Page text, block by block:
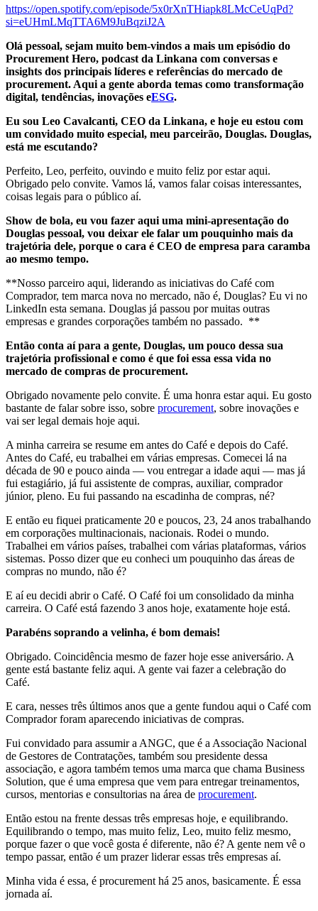
https://open.spotify.com/episode/5x0rXnTHiapk8LMcCeUqPd?
si=eUHmLMqTTA6M9JuBqziJ2A
Olá pessoal, sejam muito bem-vindos a mais um episódio do
Procurement Hero, podcast da Linkana com conversas e
insights dos principais líderes e referências do mercado de
procurement. Aqui a gente aborda temas como transformação
digital, tendências, inovações eESG.
Eu sou Leo Cavalcanti, CEO da Linkana, e hoje eu estou com
um convidado muito especial, meu parceirão, Douglas. Douglas,
está me escutando?
Perfeito, Leo, perfeito, ouvindo e muito feliz por estar aqui.
Obrigado pelo convite. Vamos lá, vamos falar coisas interessantes,
coisas legais para o público aí.
Show de bola, eu vou fazer aqui uma mini-apresentação do
Douglas pessoal, vou deixar ele falar um pouquinho mais da
trajetória dele, porque o cara é CEO de empresa para caramba
ao mesmo tempo.
**Nosso parceiro aqui, liderando as iniciativas do Café com
Comprador, tem marca nova no mercado, não é, Douglas? Eu vi no
LinkedIn esta semana. Douglas já passou por muitas outras
empresas e grandes corporações também no passado. **
Então conta aí para a gente, Douglas, um pouco dessa sua
trajetória profissional e como é que foi essa essa vida no
mercado de compras de procurement.
Obrigado novamente pelo convite. É uma honra estar aqui. Eu gosto
bastante de falar sobre isso, sobre procurement, sobre inovações e
vai ser legal demais hoje aqui.
A minha carreira se resume em antes do Café e depois do Café.
Antes do Café, eu trabalhei em várias empresas. Comecei lá na
década de 90 e pouco ainda — vou entregar a idade aqui — mas já
fui estagiário, já fui assistente de compras, auxiliar, comprador
júnior, pleno. Eu fui passando na escadinha de compras, né?
E então eu fiquei praticamente 20 e poucos, 23, 24 anos trabalhando
em corporações multinacionais, nacionais. Rodei o mundo.
Trabalhei em vários países, trabalhei com várias plataformas, vários
sistemas. Posso dizer que eu conheci um pouquinho das áreas de
compras no mundo, não é?
E aí eu decidi abrir o Café. O Café foi um consolidado da minha
carreira. O Café está fazendo 3 anos hoje, exatamente hoje está.
Parabéns soprando a velinha, é bom demais!
Obrigado. Coincidência mesmo de fazer hoje esse aniversário. A
gente está bastante feliz aqui. A gente vai fazer a celebração do
Café.
E cara, nesses três últimos anos que a gente fundou aqui o Café com
Comprador foram aparecendo iniciativas de compras.
Fui convidado para assumir a ANGC, que é a Associação Nacional
de Gestores de Contratações, também sou presidente dessa
associação, e agora também temos uma marca que chama Business
Solution, que é uma empresa que vem para entregar treinamentos,
cursos, mentorias e consultorias na área de procurement.
Então estou na frente dessas três empresas hoje, e equilibrando.
Equilibrando o tempo, mas muito feliz, Leo, muito feliz mesmo,
porque fazer o que você gosta é diferente, não é? A gente nem vê o
tempo passar, então é um prazer liderar essas três empresas aí.
Minha vida é essa, é procurement há 25 anos, basicamente. É essa
jornada aí.